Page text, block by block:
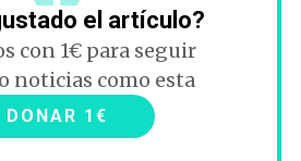
el artículo?
con 1€ para seguir
noticias como esta
DONAR 1€